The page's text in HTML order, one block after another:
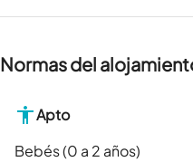
Normas del
Apto
Bebés (0 a 2 años)